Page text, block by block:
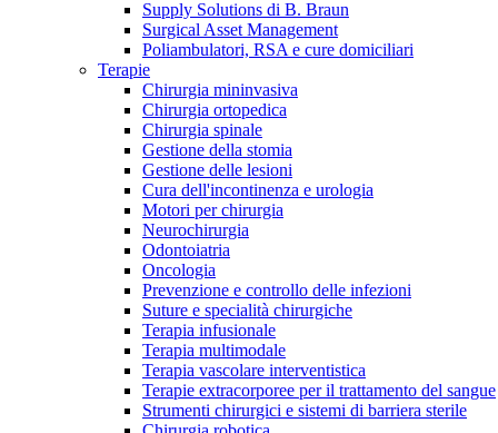
Campione stomia o cateteri
Richiedi gratuitamente un campione al nostro Customer Care,
Trova la tua opportunità di lavoro!
Scopri le opportunità di carriera del Gruppo B. Braun. Visita
Supply Solutions di B. Braun
Surgical Asset Management
Poliambulatori, RSA e cure domiciliari
Terapie
Chirurgia mininvasiva
Chirurgia ortopedica
Chirurgia spinale
Gestione della stomia
Gestione delle lesioni
Cura dell'incontinenza e urologia
Motori per chirurgia
Neurochirurgia
Odontoiatria
Oncologia
Prevenzione e controllo delle infezioni
Suture e specialità chirurgiche
Terapia infusionale
Terapia multimodale
Terapia vascolare interventistica
Terapie extracorporee per il trattamento del sangue
Strumenti chirurgici e sistemi di barriera sterile